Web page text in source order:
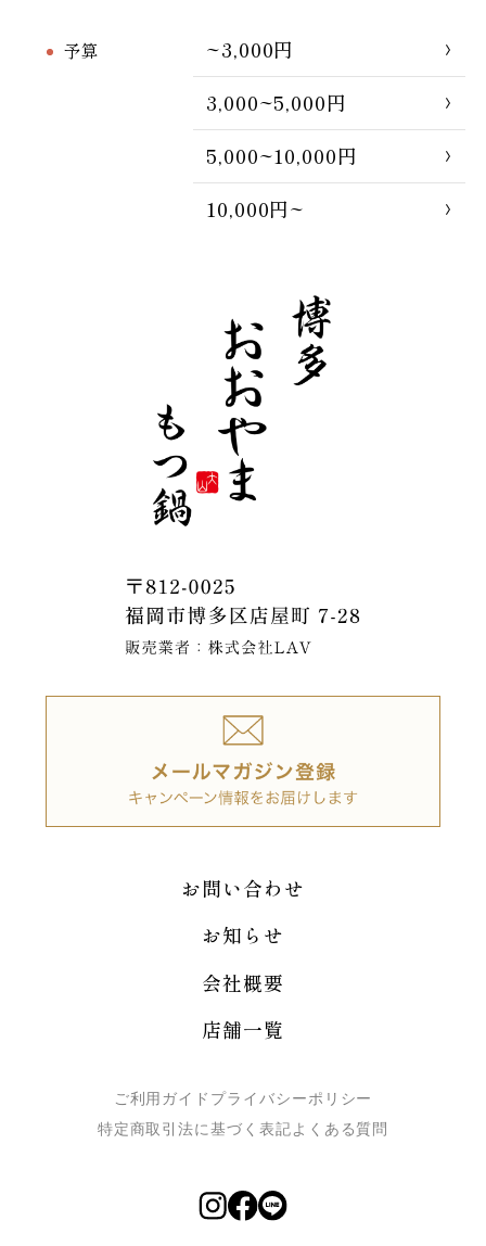
予算
~3,000円
3,000~5,000円
5,000~10,000円
10,000円~
お問い合わせ
お知らせ
会社概要
店舗一覧
ご利用ガイド プライバシーポリシー
特定商取引法に基づく表記よくある質問